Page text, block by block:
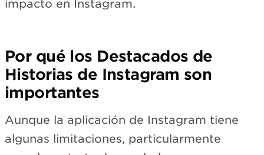
impacto en Instagram.
Por qué los Destacados de
Historias de Instagram son
importantes
Aunque la aplicación de Instagram tiene
algunas limitaciones, particularmente